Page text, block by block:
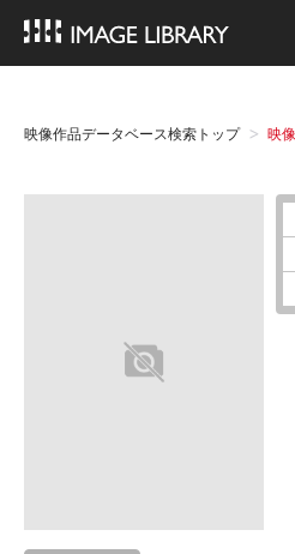
映像作品データベース検索トップ 映